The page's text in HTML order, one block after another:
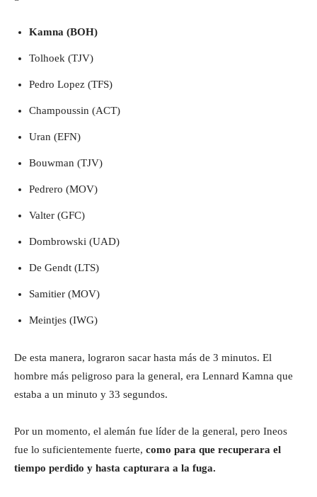
Kamna (BOH)
Tolhoek (TJV)
Pedro Lopez (TFS)
Champoussin (ACT)
Uran (EFN)
Bouwman (TJV)
Pedrero (MOV)
Valter (GFC)
Dombrowski (UAD)
De Gendt (LTS)
Samitier (MOV)
Meintjes (IWG)
De esta manera, lograron sacar hasta más de 3 minutos. El
hombre más peligroso para la general, era Lennard Kamna que
estaba a un minuto y 33 segundos.
Por un momento, el alemán fue líder de la general, pero Ineos
fue lo suficientemente fuerte, como para que recuperara el
tiempo perdido y hasta capturara a la fuga.